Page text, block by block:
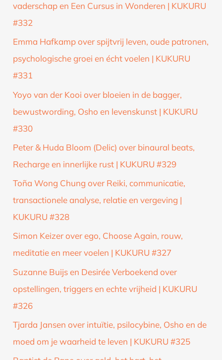
vaderschap en Een Cursus in Wonderen | KUKURU
#332
Emma Hafkamp over spijtvrij leven, oude patronen,
psychologische groei en écht voelen | KUKURU
#331
Yoyo van der Kooi over bloeien in de bagger,
bewustwording, Osho en levenskunst | KUKURU
#330
Peter & Huda Bloom (Delic) over binaural beats,
Recharge en innerlijke rust | KUKURU #329
Toña Wong Chung over Reiki, communicatie,
transactionele analyse, relatie en vergeving |
KUKURU #328
Simon Keizer over ego, Choose Again, rouw,
meditatie en meer voelen | KUKURU #327
Suzanne Buijs en Desirée Verboekend over
opstellingen, triggers en echte vrijheid | KUKURU
#326
Tjarda Jansen over intuïtie, psilocybine, Osho en de
moed om je waarheid te leven | KUKURU #325